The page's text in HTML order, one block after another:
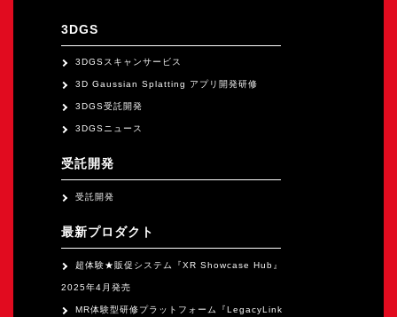
3DGS
3DGSスキャンサービス
3D Gaussian Splatting アプリ開発研修
3DGS受託開発
3DGSニュース
受託開発
受託開発
最新プロダクト
超体験★販促システム『XR Showcase Hub』
2025年4月発売
MR体験型研修プラットフォーム『LegacyLink